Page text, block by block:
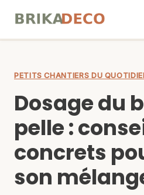
Maçonnerie▾
Structure▾
Énergie
Blog
PETITS CHANTIERS DU
Dosage du
pelle :
concrets
son